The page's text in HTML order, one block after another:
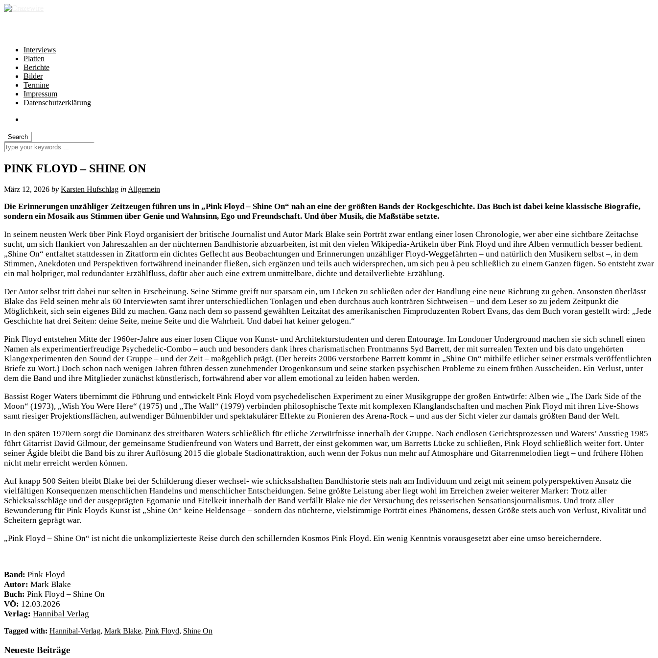
Interviews
Platten
Berichte
Bilder
Termine
Impressum
Datenschutzerklärung
PINK FLOYD – SHINE ON
März 12, 2026 by Karsten Hufschlag in Allgemein
Die Erinnerungen unzähliger Zeitzeugen führen uns in „Pink Floyd – Shine On“ nah an eine der größten Bands der Rockgeschichte. Das Buch ist dabei keine klassische Biografie,
sondern ein Mosaik aus Stimmen über Genie und Wahnsinn, Ego und Freundschaft. Und über Musik, die Maßstäbe setzte.
In seinem neusten Werk über Pink Floyd organisiert der britische Journalist und Autor Mark Blake sein Porträt zwar entlang einer losen Chronologie, wer aber eine sichtbare Zeitachse
sucht, um sich flankiert von Jahreszahlen an der nüchternen Bandhistorie abzuarbeiten, ist mit den vielen Wikipedia-Artikeln über Pink Floyd und ihre Alben vermutlich besser bedient.
„Shine On“ entfaltet stattdessen in Zitatform ein dichtes Geflecht aus Beobachtungen und Erinnerungen unzähliger Floyd-Weggefährten – und natürlich den Musikern selbst –, in dem
Stimmen, Anekdoten und Perspektiven fortwährend ineinander fließen, sich ergänzen und teils auch widersprechen, um sich peu à peu schließlich zu einem Ganzen fügen. So entsteht zwar
ein mal holpriger, mal redundanter Erzählfluss, dafür aber auch eine extrem unmittelbare, dichte und detailverliebte Erzählung.
Der Autor selbst tritt dabei nur selten in Erscheinung. Seine Stimme greift nur sparsam ein, um Lücken zu schließen oder der Handlung eine neue Richtung zu geben. Ansonsten überlässt
Blake das Feld seinen mehr als 60 Interviewten samt ihrer unterschiedlichen Tonlagen und eben durchaus auch konträren Sichtweisen – und dem Leser so zu jedem Zeitpunkt die
Möglichkeit, sich sein eigenes Bild zu machen. Ganz nach dem so passend gewählten Leitzitat des amerikanischen Fimproduzenten Robert Evans, das dem Buch voran gestellt wird: „Jede
Geschichte hat drei Seiten: deine Seite, meine Seite und die Wahrheit. Und dabei hat keiner gelogen.“
Pink Floyd entstehen Mitte der 1960er-Jahre aus einer losen Clique von Kunst- und Architekturstudenten und deren Entourage. Im Londoner Underground machen sie sich schnell einen
Namen als experimentierfreudige Psychedelic-Combo – auch und besonders dank ihres charismatischen Frontmanns Syd Barrett, der mit surrealen Texten und bis dato ungehörten
Klangexperimenten den Sound der Gruppe – und der Zeit – maßgeblich prägt. (Der bereits 2006 verstorbene Barrett kommt in „Shine On“ mithilfe etlicher seiner erstmals veröffentlichten
Briefe zu Wort.) Doch schon nach wenigen Jahren führen dessen zunehmender Drogenkonsum und seine starken psychischen Probleme zu einem frühen Ausscheiden. Ein Verlust, unter
dem die Band und ihre Mitglieder zunächst künstlerisch, fortwährend aber vor allem emotional zu leiden haben werden.
Bassist Roger Waters übernimmt die Führung und entwickelt Pink Floyd vom psychedelischen Experiment zu einer Musikgruppe der großen Entwürfe: Alben wie „The Dark Side of the
Moon“ (1973), „Wish You Were Here“ (1975) und „The Wall“ (1979) verbinden philosophische Texte mit komplexen Klanglandschaften und machen Pink Floyd mit ihren Live-Shows
samt riesiger Projektionsflächen, aufwendiger Bühnenbilder und spektakulärer Effekte zu Pionieren des Arena-Rock – und aus der Sicht vieler zur damals größten Band der Welt.
In den späten 1970ern sorgt die Dominanz des streitbaren Waters schließlich für etliche Zerwürfnisse innerhalb der Gruppe. Nach endlosen Gerichtsprozessen und Waters’ Ausstieg 1985
führt Gitarrist David Gilmour, der gemeinsame Studienfreund von Waters und Barrett, der einst gekommen war, um Barretts Lücke zu schließen, Pink Floyd schließlich weiter fort. Unter
seiner Ägide bleibt die Band bis zu ihrer Auflösung 2015 die globale Stadionattraktion, auch wenn der Fokus nun mehr auf Atmosphäre und Gitarrenmelodien liegt – und frühere Höhen
nicht mehr erreicht werden können.
Auf knapp 500 Seiten bleibt Blake bei der Schilderung dieser wechsel- wie schicksalshaften Bandhistorie stets nah am Individuum und zeigt mit seinem polyperspektiven Ansatz die
vielfältigen Konsequenzen menschlichen Handelns und menschlicher Entscheidungen. Seine größte Leistung aber liegt wohl im Erreichen zweier weiterer Marker: Trotz aller
Schicksalsschläge und der ausgeprägten Egomanie und Eitelkeit innerhalb der Band verfällt Blake nie der Versuchung des reisserischen Sensationsjournalismus. Und trotz aller
Bewunderung für Pink Floyds Kunst ist „Shine On“ keine Heldensage – sondern das nüchterne, vielstimmige Porträt eines Phänomens, dessen Größe stets auch von Verlust, Rivalität und
Scheitern geprägt war.
„Pink Floyd – Shine On“ ist nicht die unkomplizierteste Reise durch den schillernden Kosmos Pink Floyd. Ein wenig Kenntnis vorausgesetzt aber eine umso bereicherndere.
Band: Pink Floyd
Autor: Mark Blake
Buch: Pink Floyd – Shine On
VÖ: 12.03.2026
Verlag: Hannibal Verlag
Tagged with: Hannibal-Verlag, Mark Blake, Pink Floyd, Shine On
Neueste Beiträge